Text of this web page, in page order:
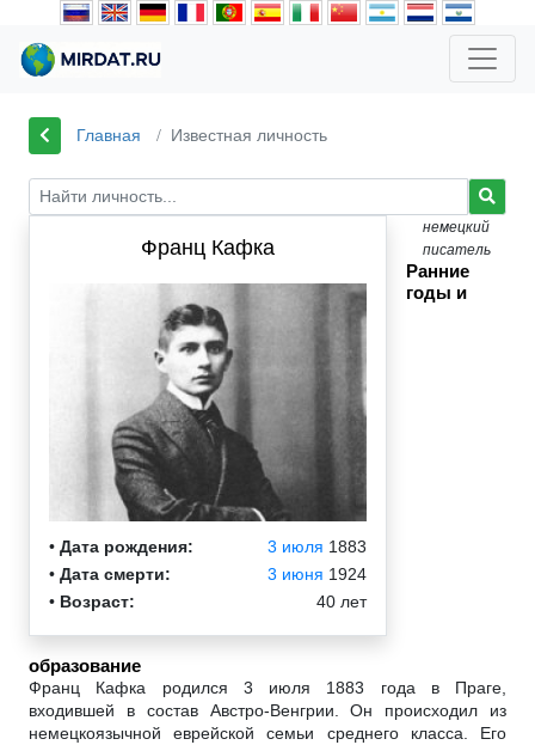
Главная Известная личность
Франц Кафка
• Дата рождения: 3 июля 1883
• Дата смерти: 3 июня 1924
• Возраст: 40 лет
немецкий
писатель
Ранние
годы и
образование
Франц Кафка родился 3 июля 1883 года в Праге,
входившей в состав Австро-Венгрии. Он происходил из
немецкоязычной еврейской семьи среднего класса. Его